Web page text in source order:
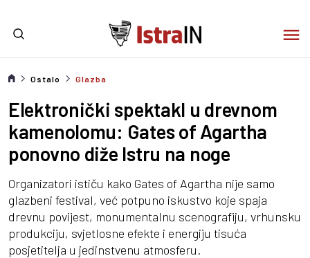
Ostalo Glazba
Elektronički spektakl u drevnom
kamenolomu: Gates of Agartha
ponovno diže Istru na noge
Organizatori ističu kako Gates of Agartha nije samo
glazbeni festival, već potpuno iskustvo koje spaja
drevnu povijest, monumentalnu scenografiju, vrhunsku
produkciju, svjetlosne efekte i energiju tisuća
posjetitelja u jedinstvenu atmosferu.